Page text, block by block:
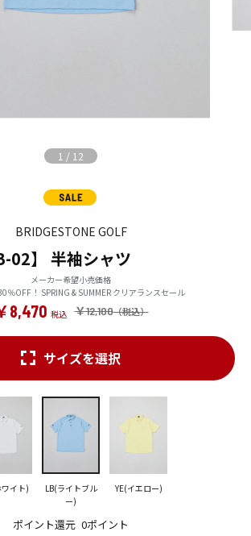
1 / 12
BRIDGESTONE GOLF
02】 半袖シャツ
メーカー希望小売価格
％OFF！ SPRING & SUMMER クリアランスセール
￥12,100
8,470
ポイント還元 0ポイント
サイズを選択
イト)
LB(ライトブル
ー)
YE(イエロー)